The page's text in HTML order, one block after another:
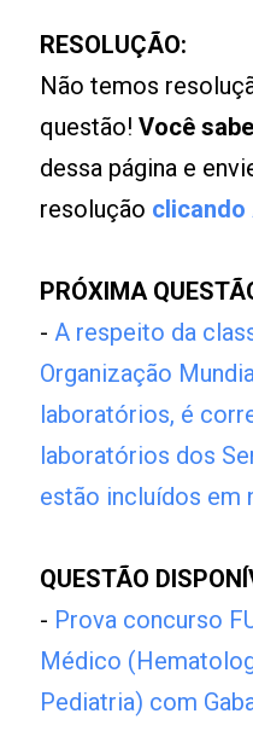
RESOLUÇÃO:
Não temos
questão!Você
dessa página e
resolução clicando
PRÓXIMA
-A respeito da
Organização
laboratórios, é
laboratórios dos
estão incluídos em
QUESTÃO
- Prova concurso
Médico
Pediatria) com